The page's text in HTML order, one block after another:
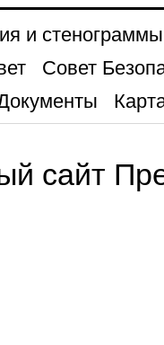
и стенограммы
Совет
сайт